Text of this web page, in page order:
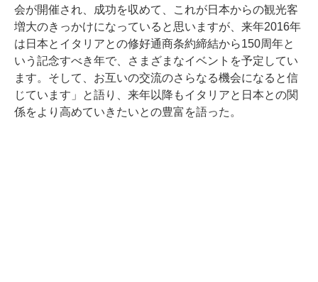
会が開催され、成功を収めて、これが日本からの観光客
増大のきっかけになっていると思いますが、来年2016年
は日本とイタリアとの修好通商条約締結から150周年と
いう記念すべき年で、さまざまなイベントを予定してい
ます。そして、お互いの交流のさらなる機会になると信
じています」と語り、来年以降もイタリアと日本との関
係をより高めていきたいとの豊富を語った。